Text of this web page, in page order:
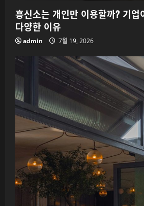
흥신소는 개인만 이용할까? 기업
다양한 이유
admin 7월 19, 2026